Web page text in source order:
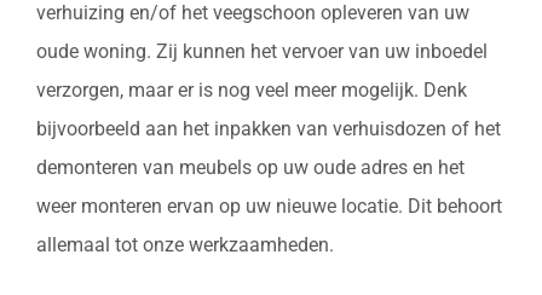
verhuizing en/of het veegschoon opleveren van uw
oude woning. Zij kunnen het vervoer van uw inboedel
verzorgen, maar er is nog veel meer mogelijk. Denk
bijvoorbeeld aan het inpakken van verhuisdozen of het
demonteren van meubels op uw oude adres en het
weer monteren ervan op uw nieuwe locatie. Dit behoort
allemaal tot onze werkzaamheden.